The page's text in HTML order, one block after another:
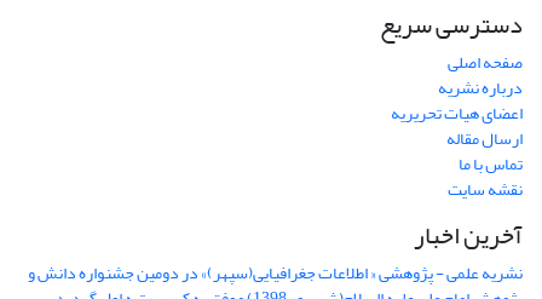
دسترسی سریع
صفحه اصلی
درباره نشریه
اعضای هیات تحریریه
ارسال مقاله
تماس با ما
نقشه سایت
آخرین اخبار
نشریه علمی - پژوهشی « اطلاعات جغرافیایی(سپهر)» در دومین جشنواره دانش و